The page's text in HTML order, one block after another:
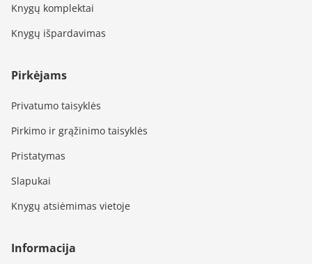
Knygų komplektai
Knygų išpardavimas
Pirkėjams
Privatumo taisyklės
Pirkimo ir grąžinimo taisyklės
Pristatymas
Slapukai
Knygų atsiėmimas vietoje
Informacija